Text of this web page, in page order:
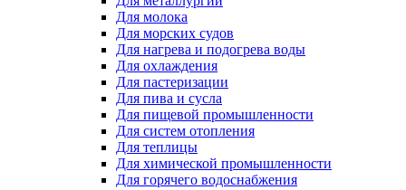
Для молока
Для морских судов
Для нагрева и подогрева воды
Для охлаждения
Для пастеризации
Для пива и сусла
Для пищевой промышленности
Для систем отопления
Для теплицы
Для химической промышленности
Для горячего водоснабжения